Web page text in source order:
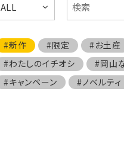
ALL
#新作 #限定 #お土産
#わたしのイチオシ
#岡山
#キャンペーン
#ノベルティ